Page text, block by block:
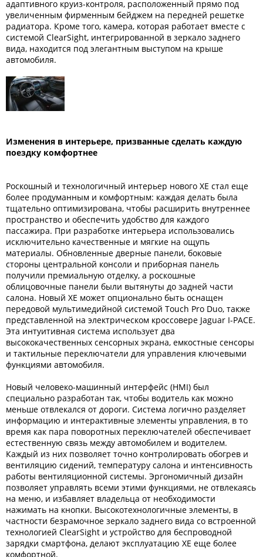
адаптивного круиз-контроля, расположенный прямо под
увеличенным фирменным бейджем на передней решетке
радиатора. Кроме того, камера, которая работает вместе с
системой ClearSight, интегрированной в зеркало заднего
вида, находится под элегантным выступом на крыше
автомобиля.
Изменения в интерьере, призванные сделать каждую
поездку комфортнее
Роскошный и технологичный интерьер нового XE стал еще
более продуманным и комфортным: каждая делать была
тщательно оптимизирована, чтобы расширить внутреннее
пространство и обеспечить удобство для каждого
пассажира. При разработке интерьера использовались
исключительно качественные и мягкие на ощупь
материалы. Обновленные дверные панели, боковые
стороны центральной консоли и приборная панель
получили премиальную отделку, а роскошные
облицовочные панели были вытянуты до задней части
салона. Новый XE может опционально быть оснащен
передовой мультимедийной системой Touch Pro Duo, также
представленной на электрическом кроссовере Jaguar I-PACE.
Эта интуитивная система использует два
высококачественных сенсорных экрана, емкостные сенсоры
и тактильные переключатели для управления ключевыми
функциями автомобиля.
Новый человеко-машинный интерфейс (HMI) был
специально разработан так, чтобы водитель как можно
меньше отвлекался от дороги. Система логично разделяет
информацию и интерактивные элементы управления, в то
время как пара поворотных переключателей обеспечивает
естественную связь между автомобилем и водителем.
Каждый из них позволяет точно контролировать обогрев и
вентиляцию сидений, температуру салона и интенсивность
работы вентиляционной системы. Эргономичный дизайн
позволяет управлять всеми этими функциями, не отвлекаясь
на меню, и избавляет владельца от необходимости
нажимать на кнопки. Высокотехнологичные элементы, в
частности безрамочное зеркало заднего вида со встроенной
технологией ClearSight и устройство для беспроводной
зарядки смартфона, делают эксплуатацию XE еще более
комфортной.